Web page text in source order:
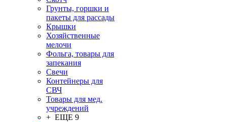
Грунты, горшки и
пакеты для рассады
Крышки
Хозяйственные
мелочи
Фольга, товары для
запекания
Свечи
Контейнеры для
СВЧ
Товары для мед.
учреждений
+ ЕЩЕ 9